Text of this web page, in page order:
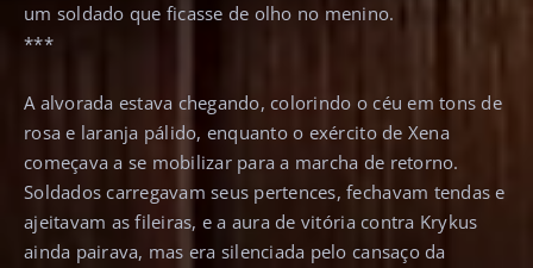
um soldado que ficasse de olho no menino.
***
A alvorada estava chegando, colorindo o céu em tons de
rosa e laranja pálido, enquanto o exército de Xena
começava a se mobilizar para a marcha de retorno.
Soldados carregavam seus pertences, fechavam tendas e
ajeitavam as fileiras, e a aura de vitória contra Krykus
ainda pairava, mas era silenciada pelo cansaço da